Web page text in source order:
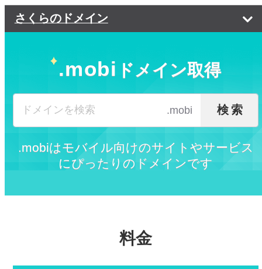
さくらのドメイン
ドメインの選び方
ドメインの選び方
会社に最適な選び方
ドメインの種類
ドメイン転入
よくある質問
ご利用の流れ
.mobi ドメイン取得
.mobi 検索
.mobiはモバイル向けのサイトやサービス
にぴったりのドメインです
料金